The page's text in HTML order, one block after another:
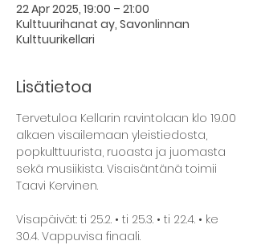
22 Apr 2025, 19:00 – 21:00
Kulttuurihanat ay, Savonlinnan
Kulttuurikellari
Lisätietoa
Tervetuloa Kellarin ravintolaan klo 19.00
alkaen visailemaan yleistiedosta,
popkulttuurista, ruoasta ja juomasta
sekä musiikista. Visaisäntänä toimii
Taavi Kervinen.
Visapäivät: ti 25.2. • ti 25.3. • ti 22.4. • ke
30.4. Vappuvisa finaali.